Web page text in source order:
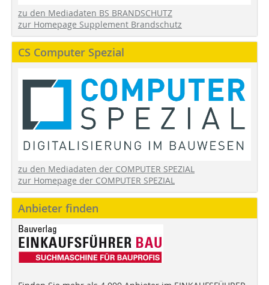
zu den Mediadaten BS BRANDSCHUTZ
zur Homepage Supplement Brandschutz
CS Computer Spezial
zu den Mediadaten der COMPUTER SPEZIAL
zur Homepage der COMPUTER SPEZIAL
Anbieter finden